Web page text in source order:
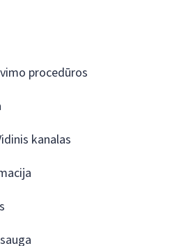
procedūros
kanalas